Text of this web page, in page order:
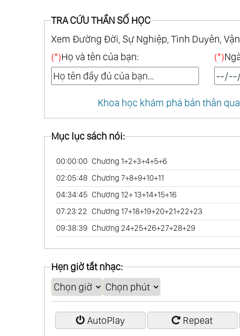
TRA CỨU THẦN SỐ HỌC
Xem Đường Đời, Sự Nghiệp, Tình Duyên,
(*)Họ và tên của bạn: (*)
Khoa học khám phá bản thân
Mục lục sách nói:
00:00:00 Chương 1+2+3+4+5+6
02:05:48 Chương 7+8+9+10+11
04:34:45 Chương 12+ 13+14+15+16
07:23:22 Chương 17+18+19+20+21+22+23
09:38:39 Chương 24+25+26+27+28+29
Hẹn giờ tắt nhạc:
AutoPlay Repeat